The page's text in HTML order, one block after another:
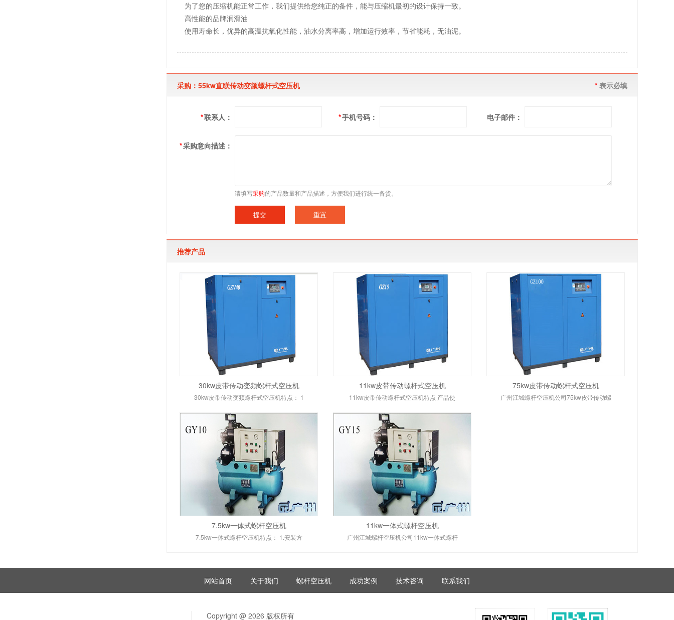
为了您的压缩机能正常工作，我们提供给您纯正的备件，能与压缩机最初的设计保持一致。
高性能的品牌润滑油
使用寿命长，优异的高温抗氧化性能，油水分离率高，增加运行效率，节省能耗，无油泥。
采购：55kw直联传动变频螺杆式空压机 * 表示必填
*联系人： *手机号码： 电子邮件：
*采购意向描述：
请填写采购的产品数量和产品描述，方便我们进行统一备货。
推荐产品
30kw皮带传动变频螺杆式空压机
30kw皮带传动变频螺杆式空压机特点： 1
11kw皮带传动螺杆式空压机
11kw皮带传动螺杆式空压机特点 产品使
75kw皮带传动螺杆式空压机
广州江城螺杆空压机公司75kw皮带传动螺
7.5kw一体式螺杆空压机
7.5kw一体式螺杆空压机特点： 1.安装方
11kw一体式螺杆空压机
广州江城螺杆空压机公司11kw一体式螺杆
网站首页 关于我们 螺杆空压机 成功案例 技术咨询 联系我们
Copyright @ 2026 版权所有